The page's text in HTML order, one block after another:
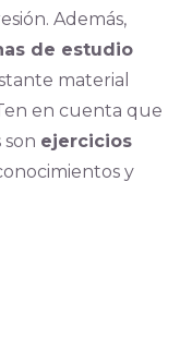
Además,
de estudio
material
en cuenta que
son ejercicios
y